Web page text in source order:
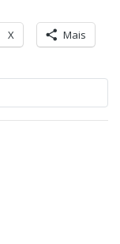
X Mais